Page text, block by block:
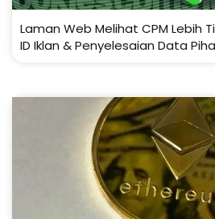
Laman Web Melihat CPM Lebih
ID Iklan & Penyelesaian Data